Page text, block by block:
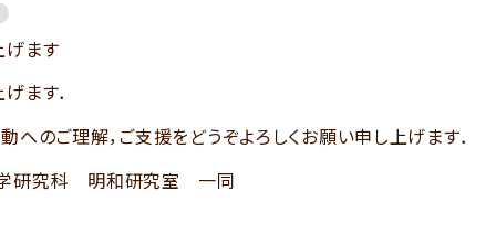
ます
ます．
へのご理解，ご支援をどうぞよろしくお願い申し上げます．
研究科 明和研究室 一同